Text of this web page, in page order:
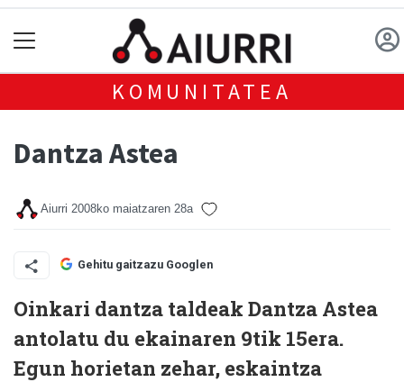
KOMUNITATEA
Dantza Astea
Aiurri 2008ko maiatzaren 28a
Gehitu gaitzazu Googlen
Oinkari dantza taldeak Dantza Astea
antolatu du ekainaren 9tik 15era.
Egun horietan zehar, eskaintza